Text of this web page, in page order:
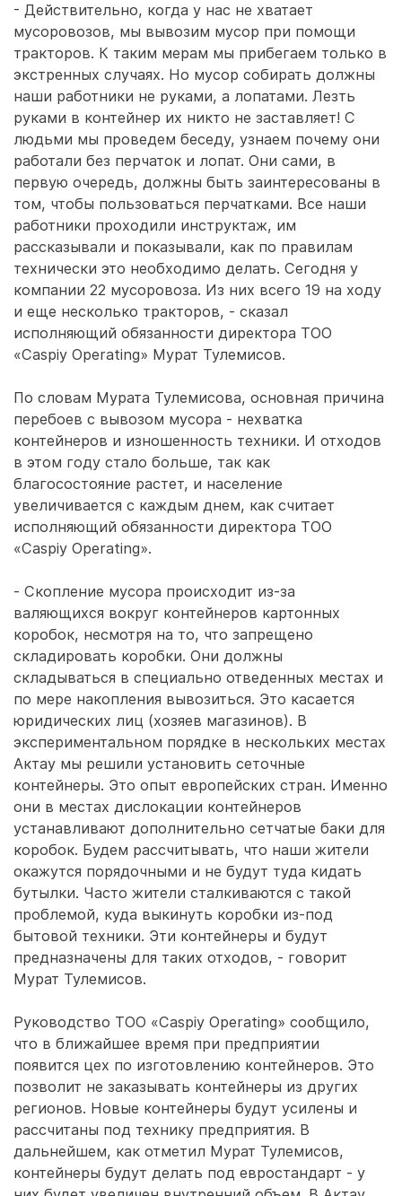
- Действительно, когда у нас не хватает
мусоровозов, мы вывозим мусор при помощи
тракторов. К таким мерам мы прибегаем только в
экстренных случаях. Но мусор собирать должны
наши работники не руками, а лопатами. Лезть
руками в контейнер их никто не заставляет! С
людьми мы проведем беседу, узнаем почему они
работали без перчаток и лопат. Они сами, в
первую очередь, должны быть заинтересованы в
том, чтобы пользоваться перчатками. Все наши
работники проходили инструктаж, им
рассказывали и показывали, как по правилам
технически это необходимо делать. Сегодня у
компании 22 мусоровоза. Из них всего 19 на ходу
и еще несколько тракторов, - сказал
исполняющий обязанности директора ТОО
«Caspiy Operating» Мурат Тулемисов.
По словам Мурата Тулемисова, основная причина
перебоев с вывозом мусора - нехватка
контейнеров и изношенность техники. И отходов
в этом году стало больше, так как
благосостояние растет, и население
увеличивается с каждым днем, как считает
исполняющий обязанности директора ТОО
«Caspiy Operating».
- Скопление мусора происходит из-за
валяющихся вокруг контейнеров картонных
коробок, несмотря на то, что запрещено
складировать коробки. Они должны
складываться в специально отведенных местах и
по мере накопления вывозиться. Это касается
юридических лиц (хозяев магазинов). В
экспериментальном порядке в нескольких местах
Актау мы решили установить сеточные
контейнеры. Это опыт европейских стран. Именно
они в местах дислокации контейнеров
устанавливают дополнительно сетчатые баки для
коробок. Будем рассчитывать, что наши жители
окажутся порядочными и не будут туда кидать
бутылки. Часто жители сталкиваются с такой
проблемой, куда выкинуть коробки из-под
бытовой техники. Эти контейнеры и будут
предназначены для таких отходов, - говорит
Мурат Тулемисов.
Руководство ТОО «Caspiy Operating» сообщило,
что в ближайшее время при предприятии
появится цех по изготовлению контейнеров. Это
позволит не заказывать контейнеры из других
регионов. Новые контейнеры будут усилены и
рассчитаны под технику предприятия. В
дальнейшем, как отметил Мурат Тулемисов,
контейнеры будут делать под евростандарт - у